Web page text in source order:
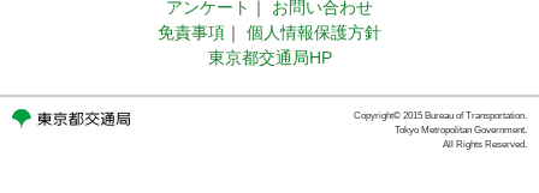
アンケート ｜
お問い合わせ
免責事項 ｜
個人情報保護方針
東京都交通局HP
Copyright© 2015 Bureau of Transportation.
Tokyo Metropolitan Government.
All Rights Reserved.